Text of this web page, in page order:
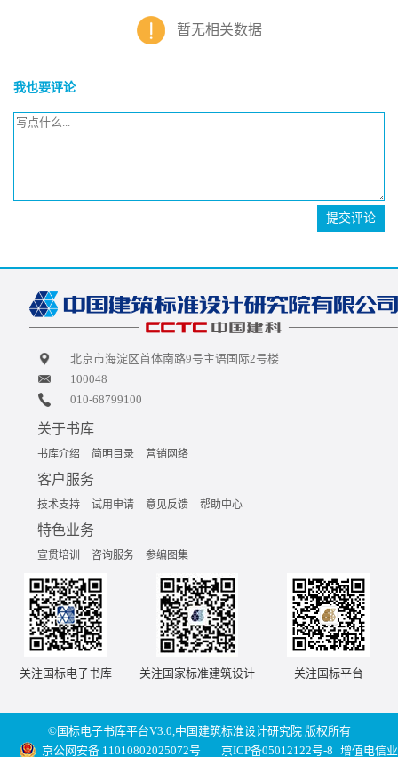
暂无相关数据
我也要评论
提交评论
北京市海淀区首体南路9号主语国际2号楼
100048
010-68799100
关于书库
书库介绍 简明目录 营销网络
客户服务
技术支持 试用申请 意见反馈 帮助中心
特色业务
宣贯培训 咨询服务 参编图集
关注国标电子书库 关注国家标准建筑设计 关注国标平台
©国标电子书库平台V3.0,中国建筑标准设计研究院 版权所有
京公网安备 11010802025072号
京ICP备05012122号-8 增值电信业